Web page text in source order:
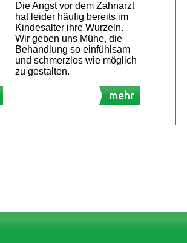
Die Angst vor dem Zahnarzt
hat leider häufig bereits im
Kindesalter ihre Wurzeln.
Wir geben uns Mühe, die
Behandlung so einfühlsam
und schmerzlos wie möglich
zu gestalten.
mehr